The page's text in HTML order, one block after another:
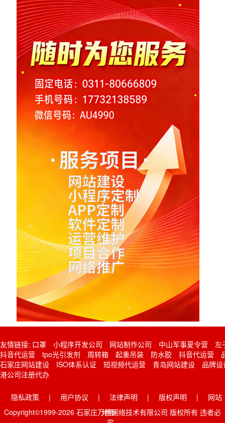
友情链接: 口罩 小程序开发公司 网站制作公司 中山军事夏令营
左
抖音代运营
tpo光引发剂 周转箱 起重吊装 防水胶 抖音代运营
石家庄网站建设
ISO体系认证 短视频代运营 青岛网站建设
品牌设
港公司注册代办
隐私政策 | 用户协议 | 法律声明 | 版权声明 |
网站
地图
Copyright©1999-2026 石家庄万博网络技术有限公司 版权所有 违者必